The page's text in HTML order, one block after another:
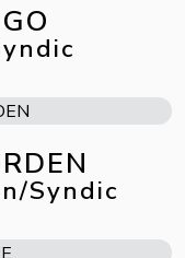
Syndic